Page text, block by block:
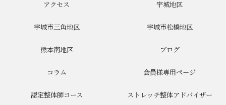
アクセス 宇城地区
宇城市三角地区 宇城市松橋地区
熊本南地区 ブログ
コラム 会員様専用ページ
認定整体師コース ストレッチ整体アドバイザー